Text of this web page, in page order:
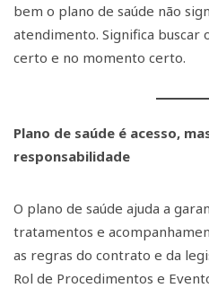
bem o plano de saúde não
atendimento. Significa buscar
certo e no momento certo.
Plano de saúde é acesso,
responsabilidade
O plano de saúde ajuda a
tratamentos e
as regras do contrato e da
Rol de Procedimentos e